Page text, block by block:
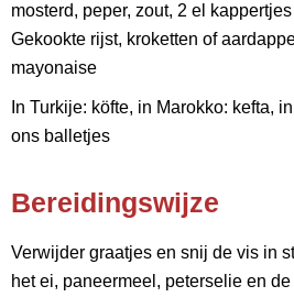
mosterd, peper, zout, 2 el kappertjes
Gekookte rijst, kroketten of
mayonaise
In Turkije: köfte, in Marokko: kefta,
ons balletjes
Bereidingswijze
Verwijder graatjes en snij de vis in
het ei, paneermeel, peterselie en